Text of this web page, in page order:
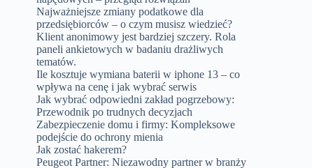
Najważniejsze zmiany podatkowe dla
przedsiębiorców – o czym musisz wiedzieć?
Klient anonimowy jest bardziej szczery. Rola
paneli ankietowych w badaniu drażliwych
tematów.
Ile kosztuje wymiana baterii w iphone 13 – co
wpływa na cenę i jak wybrać serwis
Jak wybrać odpowiedni zakład pogrzebowy:
Przewodnik po trudnych decyzjach
Zabezpieczenie domu i firmy: Kompleksowe
podejście do ochrony mienia
Jak zostać hakerem?
Peugeot Partner: Niezawodny partner w branży